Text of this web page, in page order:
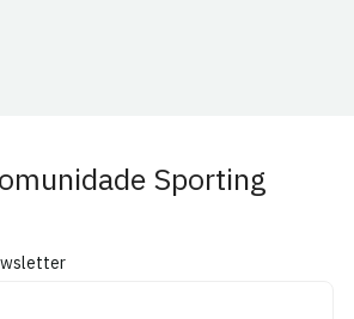
Sporting